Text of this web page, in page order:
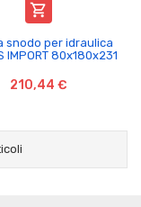

snodo per idraulica
IMPORT 80x180x231
210,44 €